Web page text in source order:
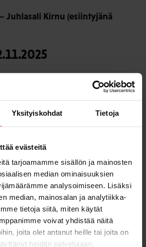
Yksityiskohdat Tietoja
evästeitä
tarjoamamme sisällön ja mainosten
median ominaisuuksien
analysoimiseen. Lisäksi
median, mainosalan ja analytiikka-
tietoja siitä, miten käytät
voivat yhdistää näitä
joita olet antanut heille tai joita on
heidän palvelujaan.
Juhlasali Kirnu (esiintyjänä
kansanedustajapaneeli
Heikki Autto (kok.),
ja lähtölounas
tilaisuuteen on
SAK:laisten ammattiliittojen
päättyi 30.9.2025.
löydät